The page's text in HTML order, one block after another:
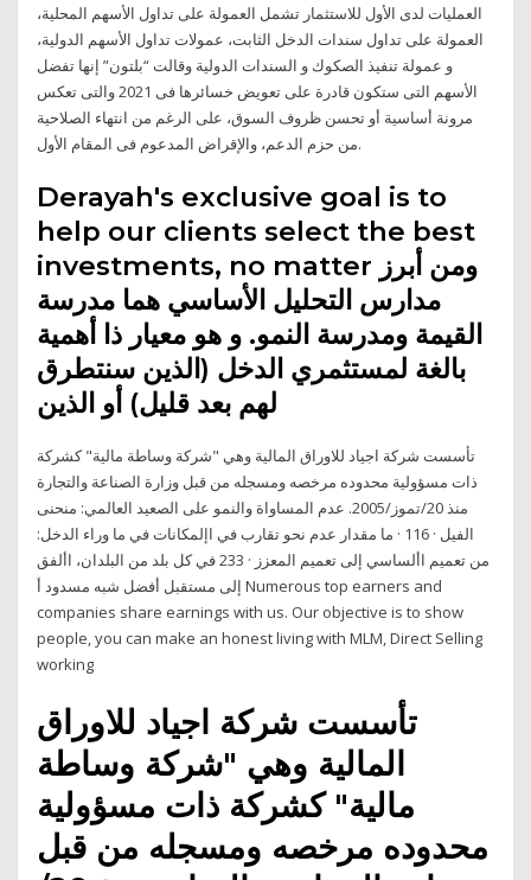
العمليات لدى الأول للاستثمار تشمل العمولة على تداول الأسهم المحلية،
العمولة على تداول سندات الدخل الثابت، عمولات تداول الأسهم الدولية،
و عمولة تنفيذ الصكوك و السندات الدولية وقالت “بلتون” إنها تفضل
الأسهم التى ستكون قادرة على تعويض خسائرها فى 2021 والتى تعكس
مرونة أساسية أو تحسن ظروف السوق، على الرغم من انتهاء الصلاحية
من حزم الدعم، والإقراض المدعوم فى المقام الأول.
Derayah's exclusive goal is to
help our clients select the best
investments, no matter ومن أبرز
مدارس التحليل الأساسي هما مدرسة
القيمة ومدرسة النمو. و هو معيار ذا أهمية
بالغة لمستثمري الدخل (الذين سنتطرق
لهم بعد قليل) أو الذين
تأسست شركة اجياد للاوراق المالية وهي "شركة وساطة مالية" كشركة
ذات مسؤولية محدوده مرخصه ومسجله من قبل وزارة الصناعة والتجارة
منذ 20/تموز/2005. عدم المساواة والنمو على الصعيد العالمي: منحنى
الفيل · 116 · ما مقدار عدم نحو تقارب في اإلمكانات في ما وراء الدخل:
من تعميم األساسي إلى تعميم المعزز · 233 في كل بلد من البلدان، األفق
إلى مستقبل أفضل شبه مسدود أ Numerous top earners and
companies share earnings with us. Our objective is to show
people, you can make an honest living with MLM, Direct Selling
working
تأسست شركة اجياد للاوراق
المالية وهي "شركة وساطة
مالية" كشركة ذات مسؤولية
محدوده مرخصه ومسجله من قبل